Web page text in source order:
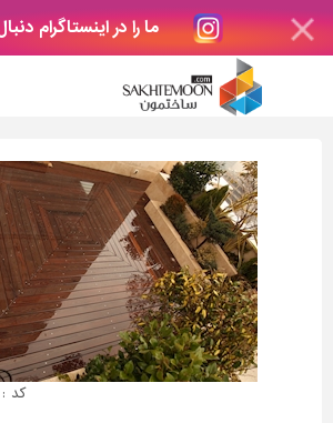
ما را در اینستاگرام
کد : Sakhtemoon-۴۵۶۴۱